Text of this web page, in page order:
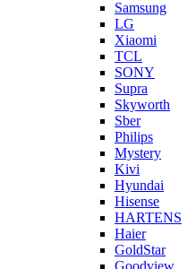
Samsung
LG
Xiaomi
TCL
SONY
Supra
Skyworth
Sber
Philips
Mystery
Kivi
Hyundai
Hisense
HARTENS
Haier
GoldStar
Goodview